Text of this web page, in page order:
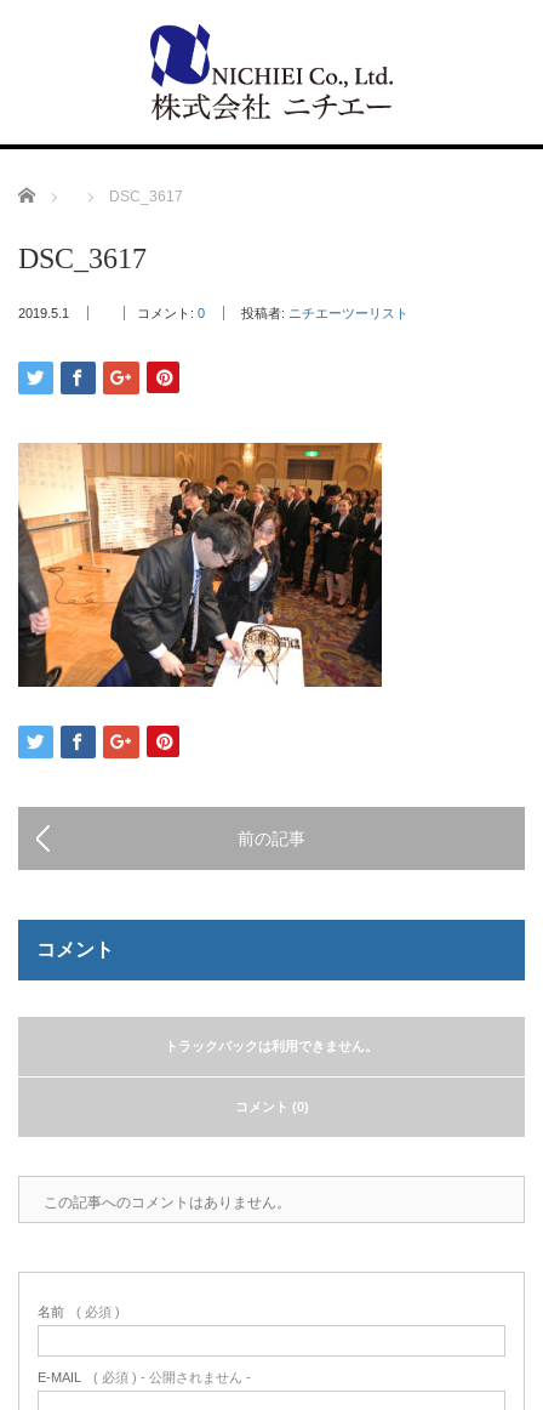
Home DSC_3617
DSC_3617
2019.5.1 コメント: 0 投稿者: ニチエーツーリスト
前の記事
コメント
トラックバックは利用できません。
コメント (0)
この記事へのコメントはありません。
名前 ( 必須 )
E-MAIL ( 必須 ) - 公開されません -